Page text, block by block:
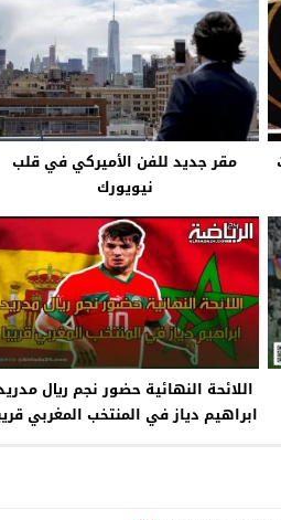
مقر جديد للفن الأميركي في قلب
نيويورك
اللائحة النهائية حضور نجم ريال
ابراهيم دياز في المنتخب المغربي